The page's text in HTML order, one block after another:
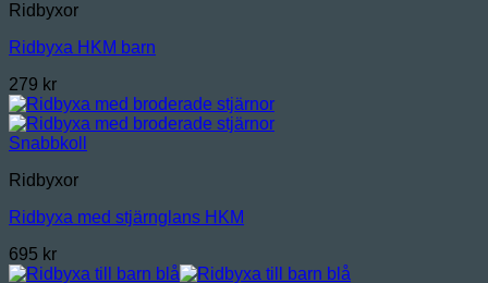
Ridbyxor
Ridbyxa HKM barn
279 kr
Snabbkoll
Ridbyxor
Ridbyxa med stjärnglans HKM
695 kr